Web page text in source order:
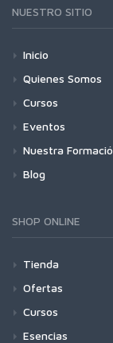
NUESTRO SITIO
Inicio
Quienes Somos
Cursos
Eventos
Nuestra
Blog
SHOP ONLINE
Tienda
Ofertas
Cursos
Esencias